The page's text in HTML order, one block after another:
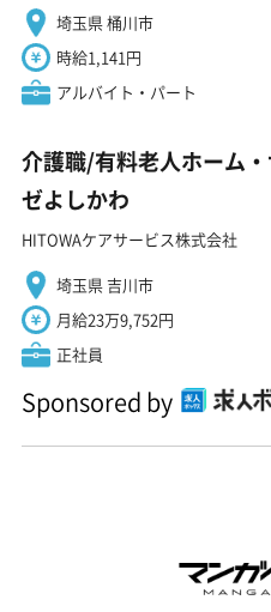
埼玉県 桶川市
時給1,141円
アルバイト・パート
介護職/有料老人ホーム
ゼよしかわ
HITOWAケアサービス株式会社
埼玉県 吉川市
月給23万9,752円
正社員
Sponsored by